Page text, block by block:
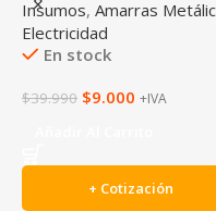
Insumos, Amarras
Electricidad
En stock
$39.990 $9.000 +IVA
+ Cotización